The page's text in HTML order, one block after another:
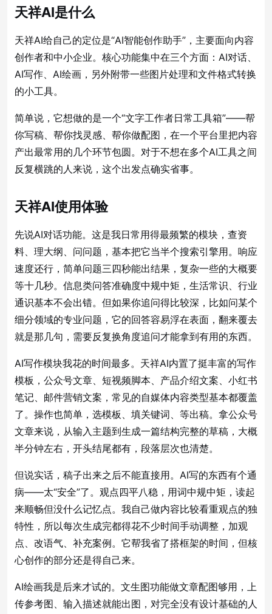
天祥AI是什么
天祥AI给自己的定位是“AI智能创作助手”，主要面向内容
创作者和中小企业。核心功能集中在三个方面：AI对话、
AI写作、AI绘画，另外附带一些图片处理和文件格式转换
的小工具。
简单说，它想做的是一个“文字工作者日常工具箱”——帮
你写稿、帮你找灵感、帮你做配图，在一个平台里把内容
产出最常用的几个环节包圆。对于不想在多个AI工具之间
反复横跳的人来说，这个出发点确实省事。
天祥AI使用体验
先说AI对话功能。这是我日常用得最频繁的模块，查资
料、理大纲、问问题，基本把它当半个搜索引擎用。响应
速度还行，简单问题三四秒能出结果，复杂一些的大概要
等十几秒。信息类问答准确度中规中矩，生活常识、行业
通识基本不会出错。但如果你追问得比较深，比如问某个
细分领域的专业问题，它的回答容易浮在表面，翻来覆去
就是那几句，需要反复换角度追问才能拿到有用的东西。
AI写作模块我花的时间最多。天祥AI内置了挺丰富的写作
模板，公众号文章、短视频脚本、产品介绍文案、小红书
笔记、邮件营销文案，常见的自媒体内容类型基本都覆盖
了。操作也简单，选模板、填关键词、等出稿。拿公众号
文章来说，从输入主题到生成一篇结构完整的草稿，大概
半分钟左右，开头结尾都有，段落层次也清楚。
但说实话，稿子出来之后不能直接用。AI写的东西有个通
病——太“安全”了。观点四平八稳，用词中规中矩，读起
来顺畅但没什么记忆点。我自己做内容比较看重观点的独
特性，所以每次生成完都得花不少时间手动调整，加观
点、改语气、补充案例。它帮我省了搭框架的时间，但核
心创作的部分还是得自己来。
AI绘画我是后来才试的。文生图功能做文章配图够用，上
传参考图、输入描述就能出图，对完全没有设计基础的人